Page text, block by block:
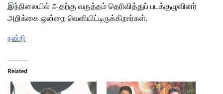
இந்நிலையில் அதற்கு வருத்தம் தெரிவித்துப் படக்குழுவினர்
அறிக்கை ஒன்றை வெளியிட்டிருக்கிறார்கள்.
நன்றி
Related